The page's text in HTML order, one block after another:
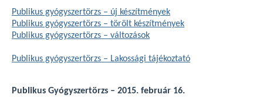
Publikus gyógyszertörzs – új készítmények
Publikus gyógyszertörzs – törölt készítmények
Publikus gyógyszertörzs – változások
Publikus gyógyszertörzs – Lakossági tájékoztató
Publikus Gyógyszertörzs – 2015. február 16.